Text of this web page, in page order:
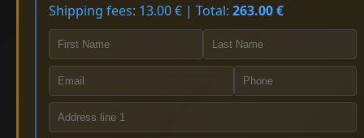
Shipping fees: 13.00 € | Total: 263.00 €